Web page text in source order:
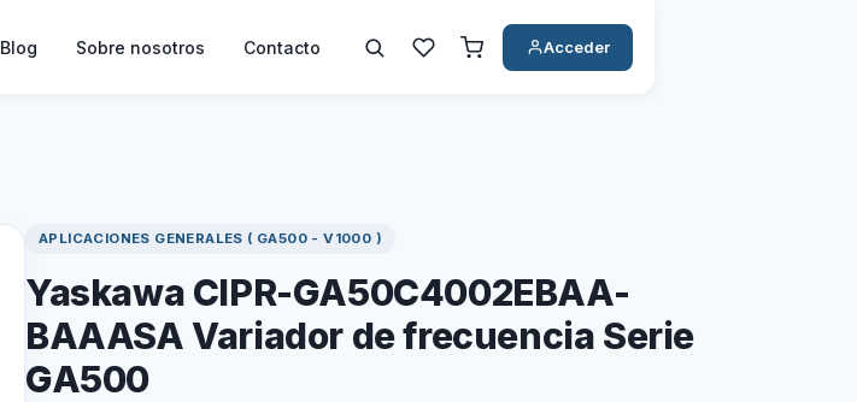
Blog Sobre nosotros Contacto Acceder
APLICACIONES GENERALES ( GA500 - V1000 )
Yaskawa CIPR-GA50C4002EBAA-
BAAASA Variador de frecuencia Serie
GA500